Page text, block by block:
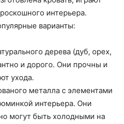
интерьера.
варианты:
дерева (дуб, орех,
и дорого. Они прочны и
ухода.
металла с элементами
интерьера. Они
могут быть холодными на